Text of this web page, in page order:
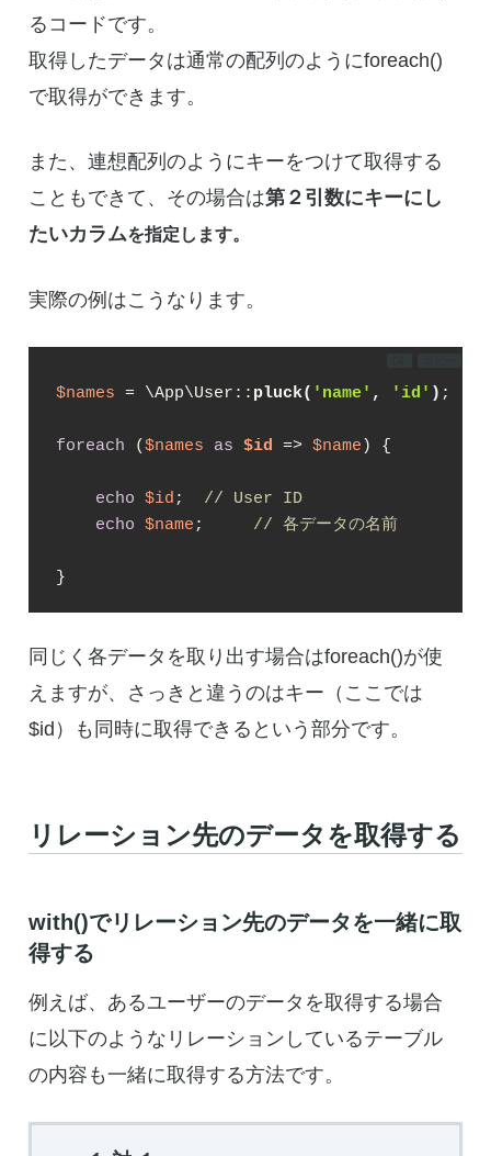
るコードです。
取得したデータは通常の配列のようにforeach()
で取得ができます。
また、連想配列のようにキーをつけて取得する
こともできて、その場合は第２引数にキーにし
たいカラムを指定します。
実際の例はこうなります。
$names = \App\User:: pluck( 'name' , 'id' ) ;
foreach ($names as $id => $name) {
echo $id ; // User ID
echo $name ; // 各データの名前
}
同じく各データを取り出す場合はforeach()が使
えますが、さっきと違うのはキー（ここでは
$id）も同時に取得できるという部分です。
リレーション先のデータを取得する
with()でリレーション先のデータを一緒に取
得する
例えば、あるユーザーのデータを取得する場合
に以下のようなリレーションしているテーブル
の内容も一緒に取得する方法です。